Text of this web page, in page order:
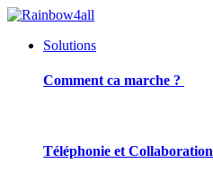
Solutions
Comment ca marche ?
Téléphonie et Collaboration